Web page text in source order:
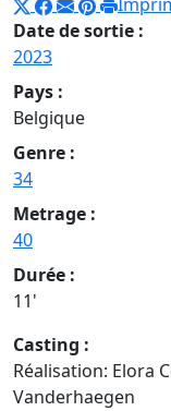
Date de sortie :
2023
Pays :
Belgique
Genre :
34
Metrage :
40
Durée :
11'
Casting :
Réalisation: Elora
Vanderhaegen